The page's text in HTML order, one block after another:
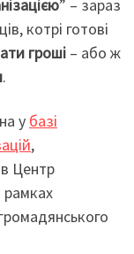
” – зараз
котрі готові
гроші – або ж
.
у базі
,
Центр
рамках